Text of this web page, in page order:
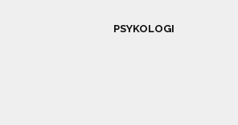
PSYKOLOGI